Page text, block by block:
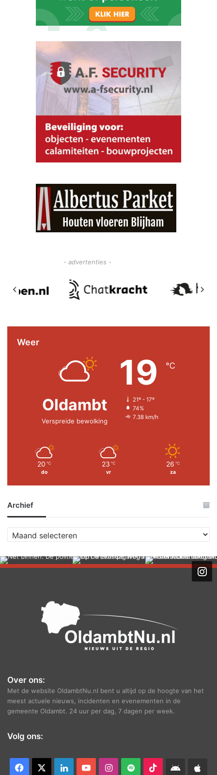
- advertenties -
Weer
Oldambt
Verspreide bewolking
19 ℃
21º - 17º
74%
7.38 km/h
20 ℃
do
23 ℃
vr
26 ℃
za
Archief
r
h
Over ons:
Met de website OldambtNu.nl bent u altijd op de hoogte van het
meest actuele nieuws, incidenten en evenementen in de
gemeente Oldambt. 24 uur per dag, 7 dagen per week.
Volg ons:
Facebook LinkedInYouTubeInstagram
Spotify TikTokAndroid